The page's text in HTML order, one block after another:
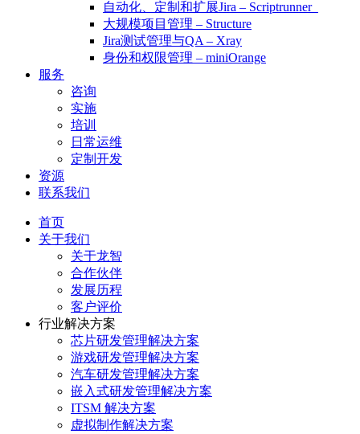
自动化、定制和扩展Jira – Scriptrunner
大规模项目管理 – Structure
Jira测试管理与QA – Xray
身份和权限管理 – miniOrange
服务
咨询
实施
培训
日常运维
定制开发
资源
联系我们
首页
关于我们
关于龙智
合作伙伴
发展历程
客户评价
行业解决方案
芯片研发管理解决方案
游戏研发管理解决方案
汽车研发管理解决方案
嵌入式研发管理解决方案
ITSM 解决方案
虚拟制作解决方案